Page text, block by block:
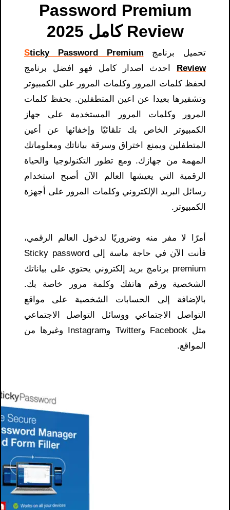
Password Premium
Review كامل 2025
تحميل برنامج StickyPassword Premium
Review
احدث اصدار كامل فهو افضل برنامج
لحفظ كلمات المرور وكلمات المرور على الكمبيوتر
وتشفيرها بعيدا عن اعين المتطفلين. بحفظ كلمات
المرور وكلمات المرور المستخدمة على جهاز
الكمبيوتر الخاص بك تلقائيًا وإخفائها عن أعين
المتطفلين ويمنع اختراق وسرقة بياناتك ومعلوماتك
المهمة من جهازك. ومع تطور التكنولوجيا والحياة
الرقمية التي يعيشها العالم الآن أصبح استخدام
رسائل البريد الإلكتروني وكلمات المرور على أجهزة
الكمبيوتر.
أمرًا لا مفر منه وضروريًا لدخول العالم الرقمي،
فأنت الآن في حاجة ماسة إلى Sticky password
premium برنامج بريد إلكتروني يحتوي على بياناتك
الشخصية ورقم هاتفك وكلمة مرور خاصة بك.
بالإضافة إلى الحسابات الشخصية على مواقع
التواصل الاجتماعي ووسائل التواصل الاجتماعي
مثل Facebook وTwitter وInstagram وغيرها من
المواقع.